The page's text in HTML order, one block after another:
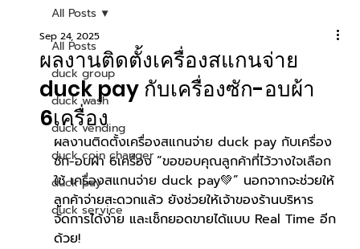
All Posts
duck group
duck wash
duck vending
duck coin changer
duck pay
duck service
All Posts
ผลงานติดตั้งเครื่องสแกนจ่าย
duck pay กับเครื่องซัก-อบผ้า
6เครื่อง
Sep 24, 2025
ผลงานติดตั้งเครื่องสแกนจ่าย duck pay กับเครื่อง
ซัก-อบผ้า 6เครื่อง “ขอขอบคุณลูกค้าที่ไว้วางใจเลือก
ใช้ เครื่องสแกนจ่าย duck pay💚” นอกจากจะช่วยให้
ลูกค้าจ่ายสะดวกแล้ว ยังช่วยให้เจ้าของร้านบริหาร
จัดการได้ง่าย และเช็กยอดขายได้แบบ Real Time อีก
ด้วย!